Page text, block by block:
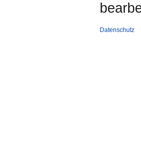
Datenschutz